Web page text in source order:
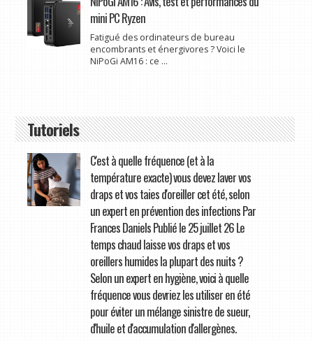
mini PC Ryzen
Fatigué des ordinateurs de bureau
encombrants et énergivores ? Voici le
NiPoGi AM16 : ce ...
Tutoriels
C'est à quelle fréquence (et à la
température exacte) vous devez laver vos
draps et vos taies d'oreiller cet été, selon
un expert en prévention des infections Par
Frances Daniels Publié le 25 juillet 26 Le
temps chaud laisse vos draps et vos
oreillers humides la plupart des nuits ?
Selon un expert en hygiène, voici à quelle
fréquence vous devriez les utiliser en été
pour éviter un mélange sinistre de sueur,
d'huile et d'accumulation d'allergènes.